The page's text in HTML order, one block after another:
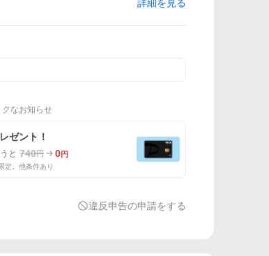
詳細を見る
なお知らせ
ゼント！
と 740円 0円
定。他条件あり
違反申告の申請をする